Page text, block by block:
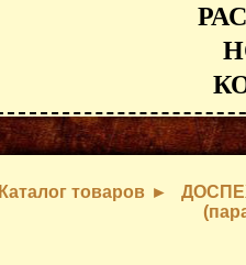
Каталог товаров